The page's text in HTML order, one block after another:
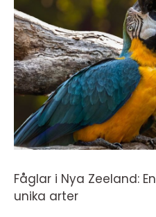
Fåglar i Nya Zeeland:
unika arter